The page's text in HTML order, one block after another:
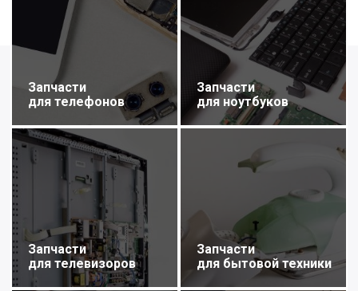
Запчасти
для телефонов
Запчасти
для ноутбуков
Запчасти
для телевизоров
Запчасти
для бытовой техники